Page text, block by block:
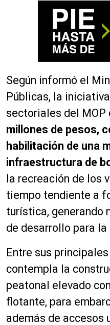
Según informó el
Públicas, la
sectoriales del MOP
millones de pesos,
habilitación de una
infraestructura de
la recreación de los
tiempo tendiente a
turística, generando
de desarrollo para
Entre sus
contempla la
peatonal elevado
flotante, para
además de accesos